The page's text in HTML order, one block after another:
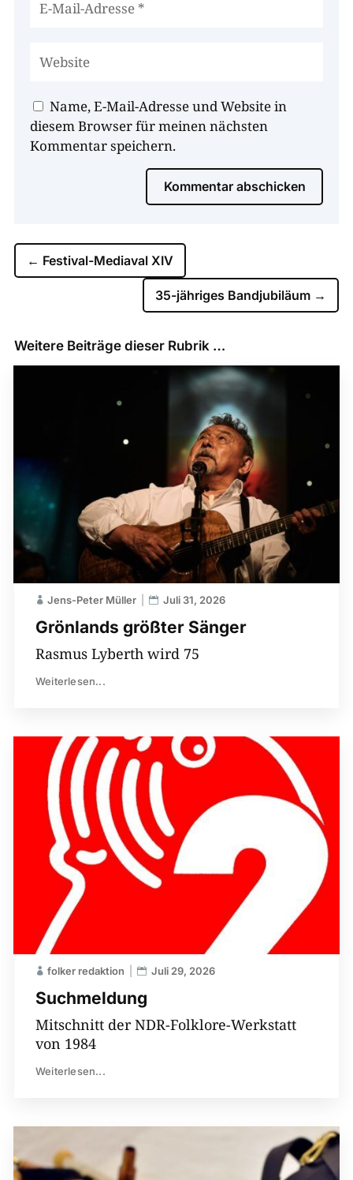
Name, E-Mail-Adresse und Website in
diesem Browser für meinen nächsten
Kommentar speichern.
Kommentar abschicken
← Festival-Mediaval XIV
35-jähriges Bandjubiläum →
Weitere Beiträge dieser Rubrik …
Grönlands größter Sänger
Jens-Peter Müller Juli 31, 2026
Rasmus Lyberth wird 75
Weiterlesen...
Suchmeldung
folker redaktion Juli 29, 2026
Mitschnitt der NDR-Folklore-Werkstatt
von 1984
Weiterlesen...